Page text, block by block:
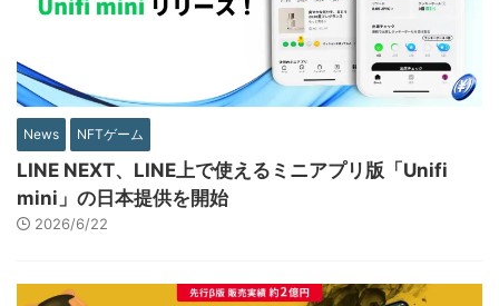
News NFTゲーム
LINE NEXT、LINE上で使えるミニアプリ版「Unifi
mini」の日本提供を開始
2026/6/22